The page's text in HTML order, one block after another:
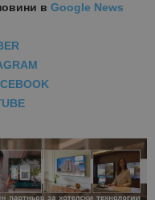
в Google News